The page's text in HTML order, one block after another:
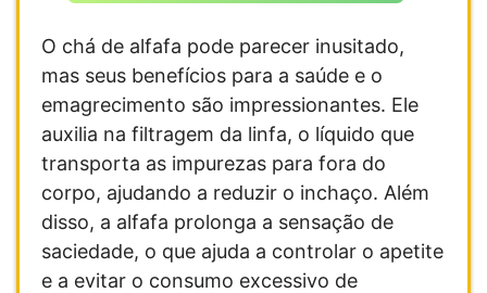
O chá de alfafa pode parecer inusitado,
mas seus benefícios para a saúde e o
emagrecimento são impressionantes. Ele
auxilia na filtragem da linfa, o líquido que
transporta as impurezas para fora do
corpo, ajudando a reduzir o inchaço. Além
disso, a alfafa prolonga a sensação de
saciedade, o que ajuda a controlar o apetite
e a evitar o consumo excessivo de